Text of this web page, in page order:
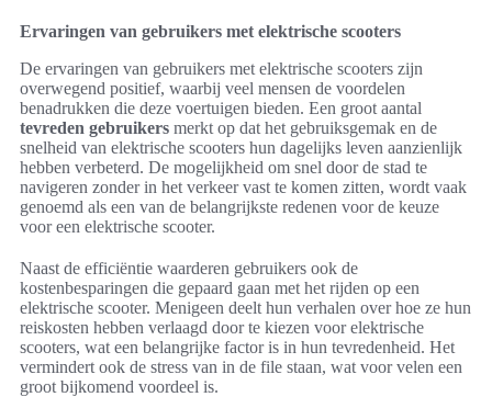
Ervaringen van gebruikers met elektrische scooters
De ervaringen van gebruikers met elektrische scooters zijn
overwegend positief, waarbij veel mensen de voordelen
benadrukken die deze voertuigen bieden. Een groot aantal
tevreden gebruikers merkt op dat het gebruiksgemak en de
snelheid van elektrische scooters hun dagelijks leven aanzienlijk
hebben verbeterd. De mogelijkheid om snel door de stad te
navigeren zonder in het verkeer vast te komen zitten, wordt vaak
genoemd als een van de belangrijkste redenen voor de keuze
voor een elektrische scooter.
Naast de efficiëntie waarderen gebruikers ook de
kostenbesparingen die gepaard gaan met het rijden op een
elektrische scooter. Menigeen deelt hun verhalen over hoe ze hun
reiskosten hebben verlaagd door te kiezen voor elektrische
scooters, wat een belangrijke factor is in hun tevredenheid. Het
vermindert ook de stress van in de file staan, wat voor velen een
groot bijkomend voordeel is.